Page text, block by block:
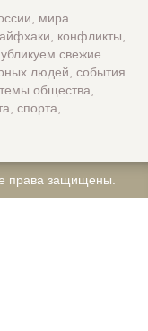
мира.
конфликты,
свежие
людей, события
общества,
спорта,
права защищены.